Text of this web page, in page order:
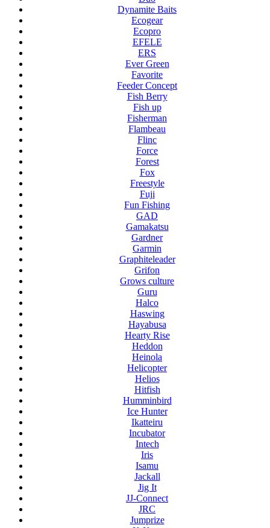
Dynamite Baits
Ecogear
Ecopro
EFELE
ERS
Ever Green
Favorite
Feeder Concept
Fish Berry
Fish up
Fisherman
Flambeau
Flinc
Force
Forest
Fox
Freestyle
Fuji
Fun Fishing
GAD
Gamakatsu
Gardner
Garmin
Graphiteleader
Grifon
Grows culture
Guru
Halco
Haswing
Hayabusa
Hearty Rise
Heddon
Heinola
Helicopter
Helios
Hitfish
Humminbird
Ice Hunter
Ikatteiru
Incubator
Intech
Iris
Isamu
Jackall
Jig It
JJ-Connect
JRC
Jumprize